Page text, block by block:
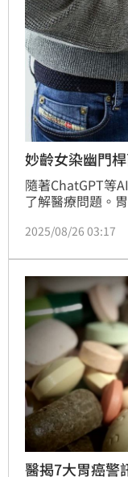
妙齡女染幽門
隨著ChatGPT等
了解醫療問題。
的回答，自行決
2025/08/26 03:17
醫揭7大胃癌警